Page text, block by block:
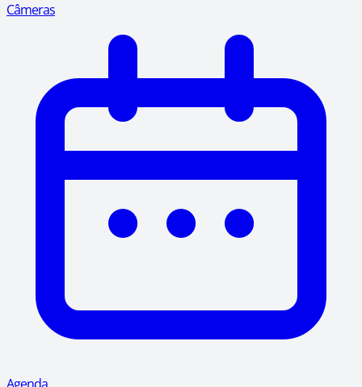
Câmeras